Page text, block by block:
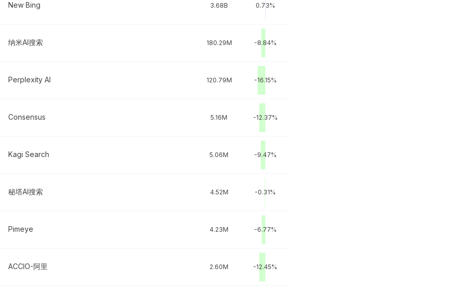
New Bing 3.68B 0.73%
纳米AI搜索 180.29M -8.84%
Perplexity AI 120.79M -16.15%
Consensus 5.16M -12.37%
Kagi Search 5.06M -9.47%
秘塔AI搜索 4.52M -0.31%
Pimeye 4.23M -6.77%
ACCIO-阿里 2.60M -12.45%